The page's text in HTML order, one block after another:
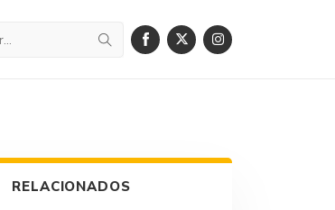
RELACIONADOS